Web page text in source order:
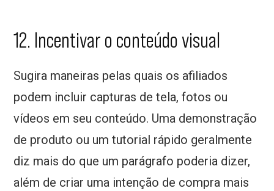
12. Incentivar o conteúdo visual
Sugira maneiras pelas quais os afiliados
podem incluir capturas de tela, fotos ou
vídeos em seu conteúdo. Uma demonstração
de produto ou um tutorial rápido geralmente
diz mais do que um parágrafo poderia dizer,
além de criar uma intenção de compra mais